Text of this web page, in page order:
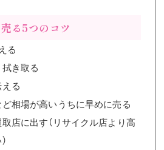
る5つのコツ
る
き取る
る
相場が高いうちに早めに売る
店に出す（リサイクル店より高